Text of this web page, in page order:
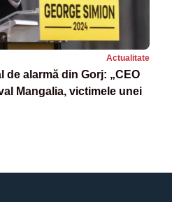
Actualitate
de alarmă din Gorj: „CEO
Mangalia, victimele unei